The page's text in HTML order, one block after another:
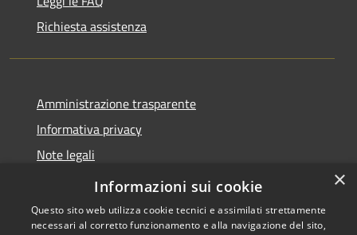
Richiesta assistenza
Amministrazione trasparente
Informativa privacy
Note legali
Dichiarazione di accessibilità
×
Informazioni sui cookie
Questo sito web utilizza cookie tecnici e assimilati strettamente
necessari al corretto funzionamento e alla navigazione del sito,